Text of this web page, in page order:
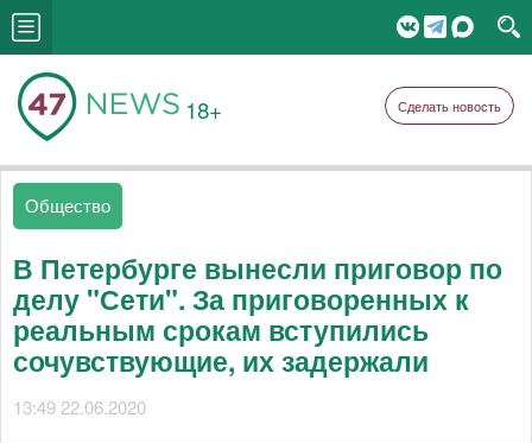
18+ Сделать новость
Общество
В Петербурге вынесли приговор по
делу "Сети". За приговоренных к
реальным срокам вступились
сочувствующие, их задержали
13:49 22.06.2020